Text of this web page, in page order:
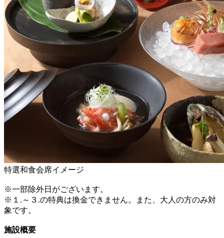
特選和食会席イメージ
※一部除外日がございます。
※１.～３.の特典は換金できません。また、大人の方のみ対
象です。
施設概要